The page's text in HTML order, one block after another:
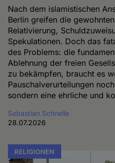
Nach dem islamistischen
Berlin greifen die
Relativierung,
Spekulationen. Doch das
des Problems: die
Ablehnung der freien
zu bekämpfen, braucht es
Pauschalverurteilungen
sondern eine ehrliche und
Sebastian Schnelle
28.07.2026
RELIGIONEN